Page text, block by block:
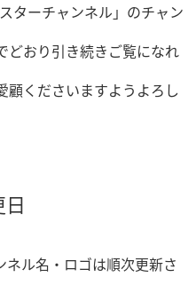
ターチャンネル」のチャン
どおり引き続きご覧になれ
顧くださいますようよろし
ネル名・ロゴは順次更新さ